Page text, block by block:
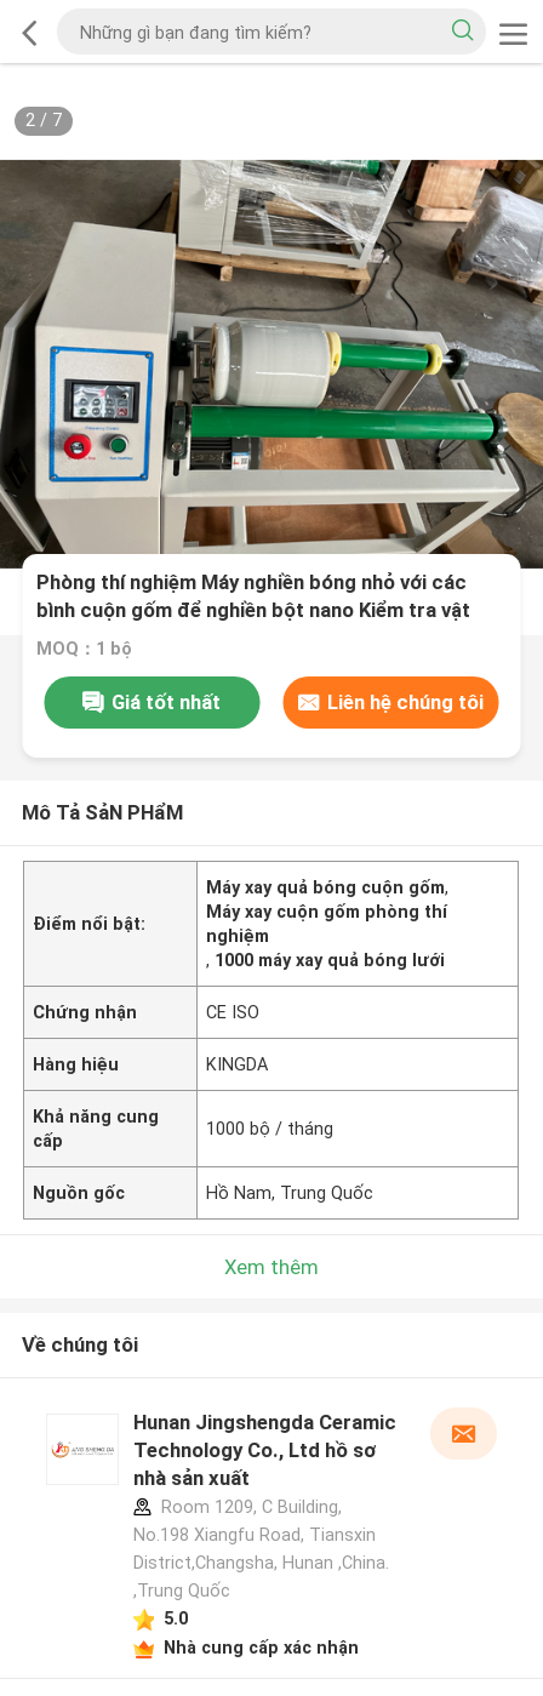
2/ 7
Phòng thí nghiệm Máy nghiền bóng nhỏ với các
bình cuộn gốm để nghiền bột nano Kiểm tra vật
liệu sắc tố gốm
MOQ：1 bộ
Giá tốt nhất Liên hệ chúng tôi
Mô Tả SảN PHẩM
Điểm nổi bật:
Máy xay quả bóng cuộn gốm,
Máy xay cuộn gốm phòng thí
nghiệm
, 1000 máy xay quả bóng lưới
Chứng nhận CE ISO
Hàng hiệu KINGDA
Khả năng cung
cấp
1000 bộ / tháng
Nguồn gốc Hồ Nam, Trung Quốc
Xem thêm
Về chúng tôi
Hunan Jingshengda Ceramic
Technology Co., Ltd hồ sơ
nhà sản xuất
Room 1209, C Building,
No.198 Xiangfu Road, Tiansxin
District,Changsha, Hunan ,China.
,Trung Quốc
5.0
Nhà cung cấp xác nhận